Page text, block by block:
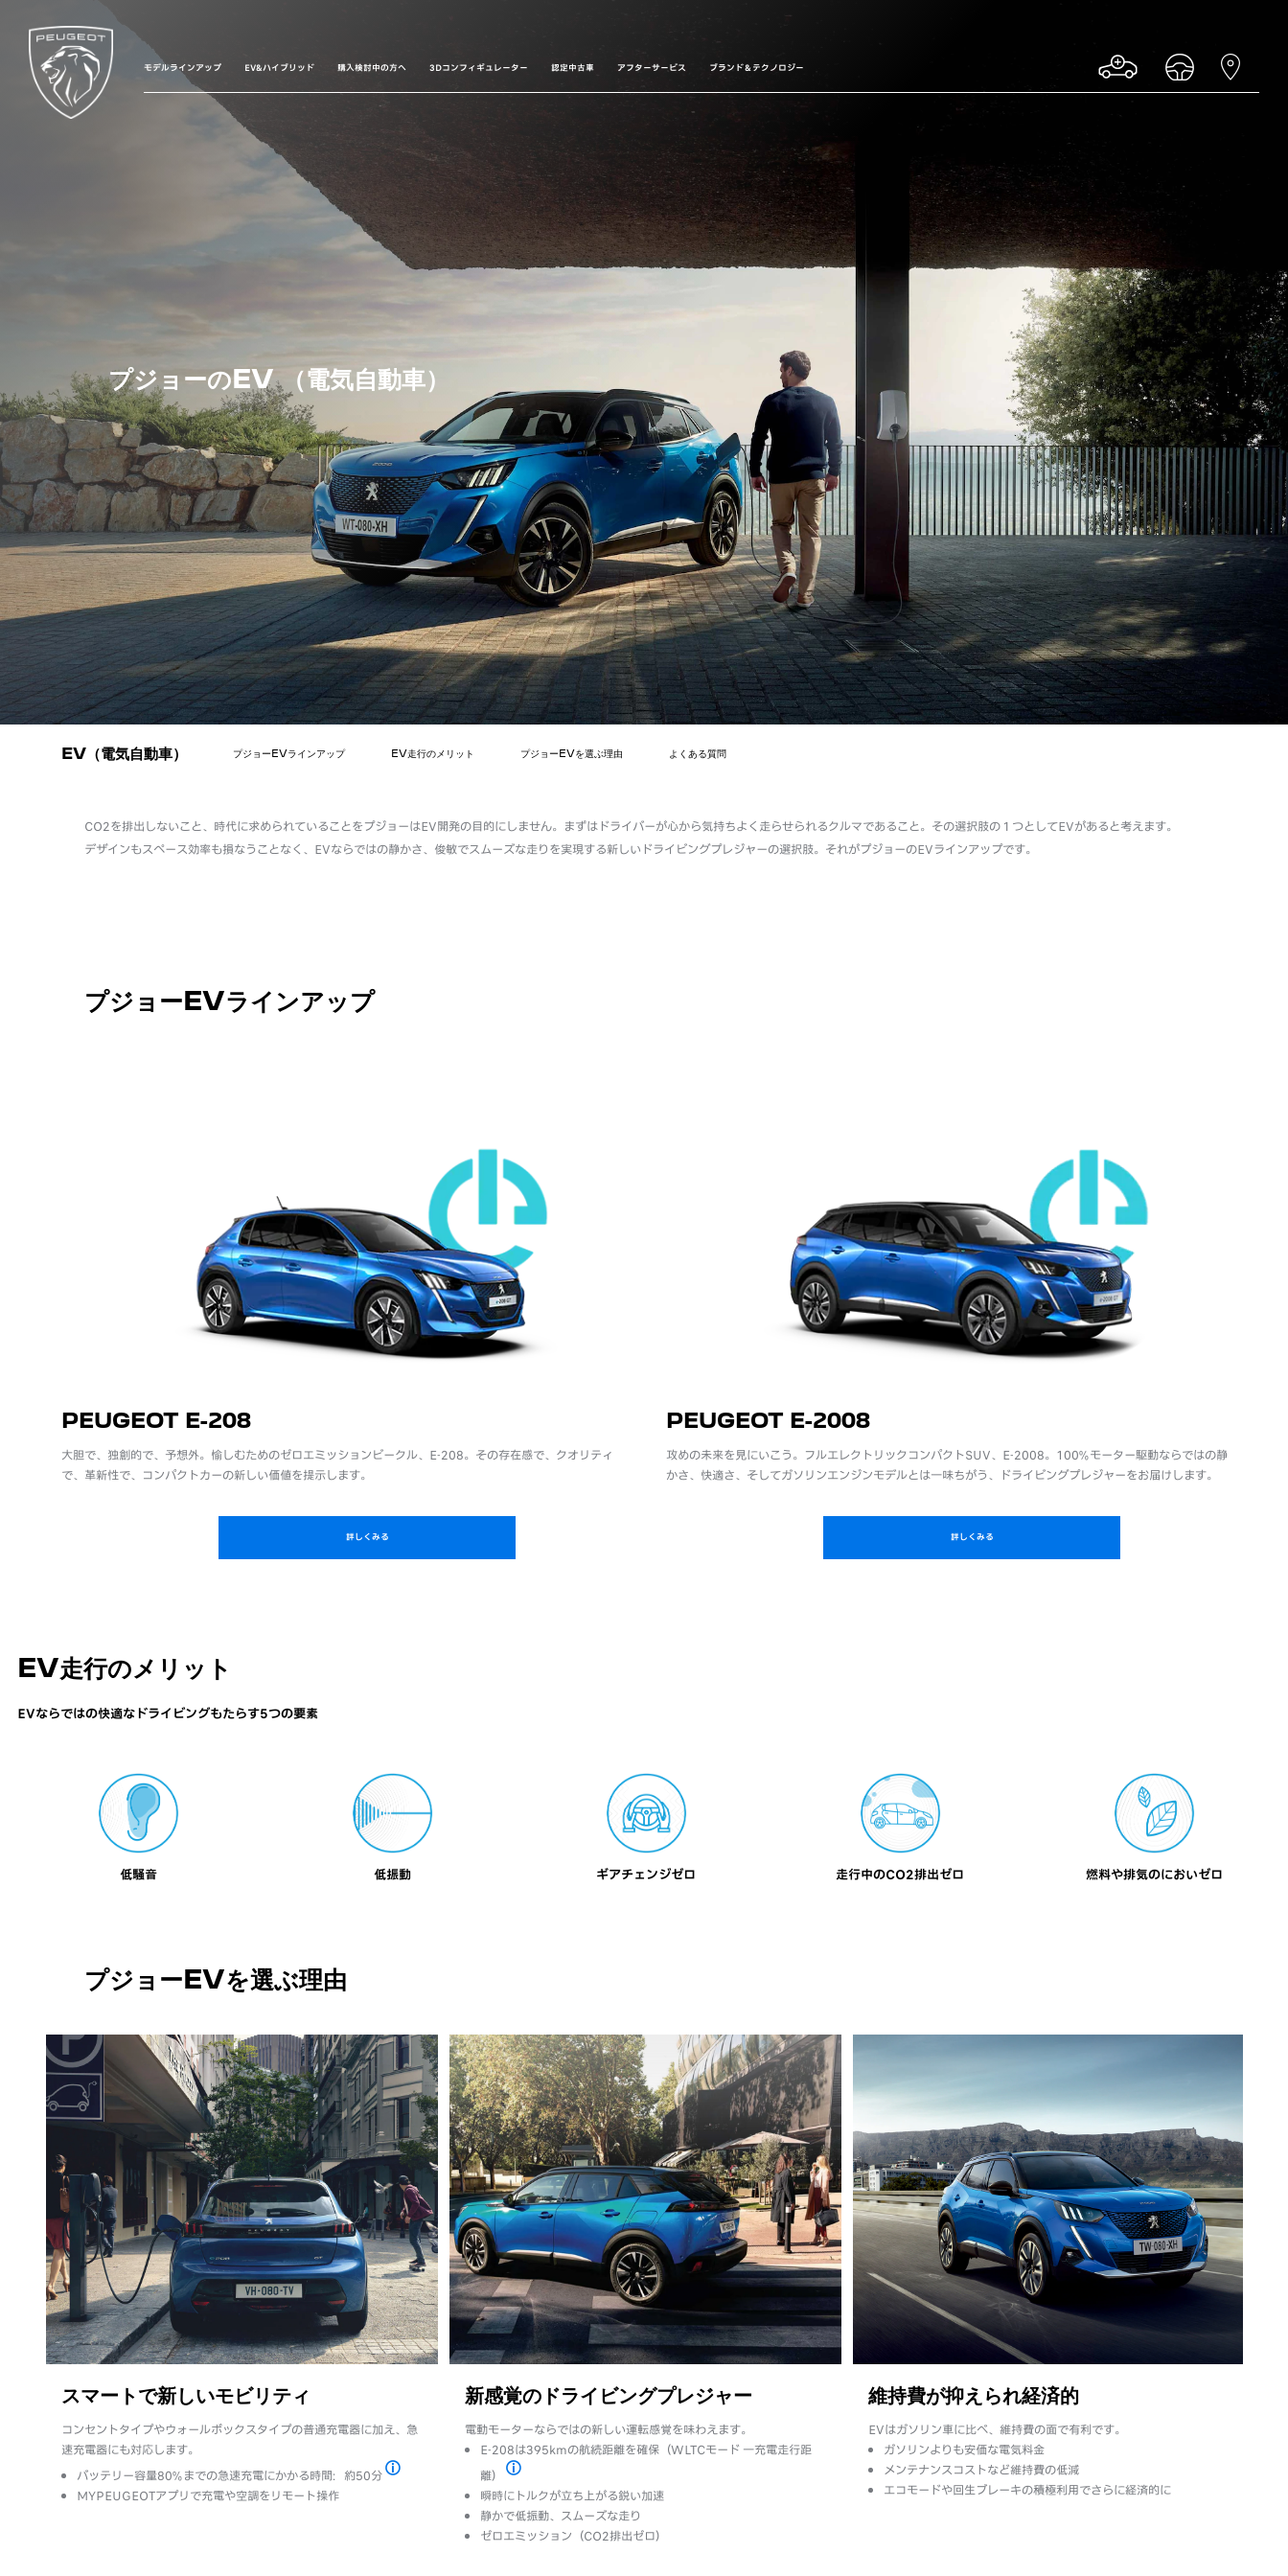
モデルラインアップ EV&ハイブリッド 購入検討中の方へ 3Dコンフィギュレーター 認定中古車 アフターサービス ブランド＆テクノロジー
プジョーのEV （電気自動車）
EV（電気自動車） プジョーEVラインアップ EV走行のメリット プジョーEVを選ぶ理由 よくある質問
CO2を排出しないこと、時代に求められていることをプジョーはEV開発の目的にしません。まずはドライバーが心から気持ちよく走らせられるクルマであること。その選択肢の１つとしてEVがあると考えます。
デザインもスペース効率も損なうことなく、EVならではの静かさ、俊敏でスムーズな走りを実現する新しいドライビングプレジャーの選択肢。それがプジョーのEVラインアップです。
プジョーEVラインアップ
PEUGEOT E-208
大胆で、独創的で、予想外。愉しむためのゼロエミッションビークル、E-208。その存在感で、クオリティ
で、革新性で、コンパクトカーの新しい価値を提示します。
PEUGEOT E-2008
攻めの未来を見にいこう。フルエレクトリックコンパクトSUV、E-2008。100%モーター駆動ならではの静
かさ、快適さ、そしてガソリンエンジンモデルとは一味ちがう、ドライビングプレジャーをお届けします。
詳しくみる 詳しくみる
EV走行のメリット
EVならではの快適なドライビングもたらす5つの要素
低騒音 低振動 ギアチェンジゼロ 走行中のCO2排出ゼロ 燃料や排気のにおいゼロ
プジョーEVを選ぶ理由
スマートで新しいモビリティ
コンセントタイプやウォールボックスタイプの普通充電器に加え、急
速充電器にも対応します。
バッテリー容量80%までの急速充電にかかる時間：約50分
充電時間は、充電設備の種類や出力、外気温、バッテリー温度などにより変動します。
MYPEUGEOTアプリで充電や空調をリモート操作
新感覚のドライビングプレジャー
電動モーターならではの新しい運転感覚を味わえます。
E-208は395kmの航続距離を確保（WLTCモード 一充電走行距
離）
一充電走行距離は定められた試験条件での値です。お客様の使用環境（気象、渋滞等）や運転方法（急発進、エアコン使用等）に応じて走行距離は大
瞬時にトルクが立ち上がる鋭い加速
静かで低振動、スムーズな走り
ゼロエミッション（CO2排出ゼロ）
維持費が抑えられ経済的
EVはガソリン車に比べ、維持費の面で有利です。
ガソリンよりも安価な電気料金
メンテナンスコストなど維持費の低減
エコモードや回生ブレーキの積極利用でさらに経済的に